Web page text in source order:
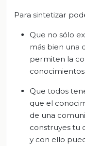
Para sintetizar
Que no sólo
más bien una
permiten la
conocimientos.
Que todos
que el
de una
construyes tu
y con ello